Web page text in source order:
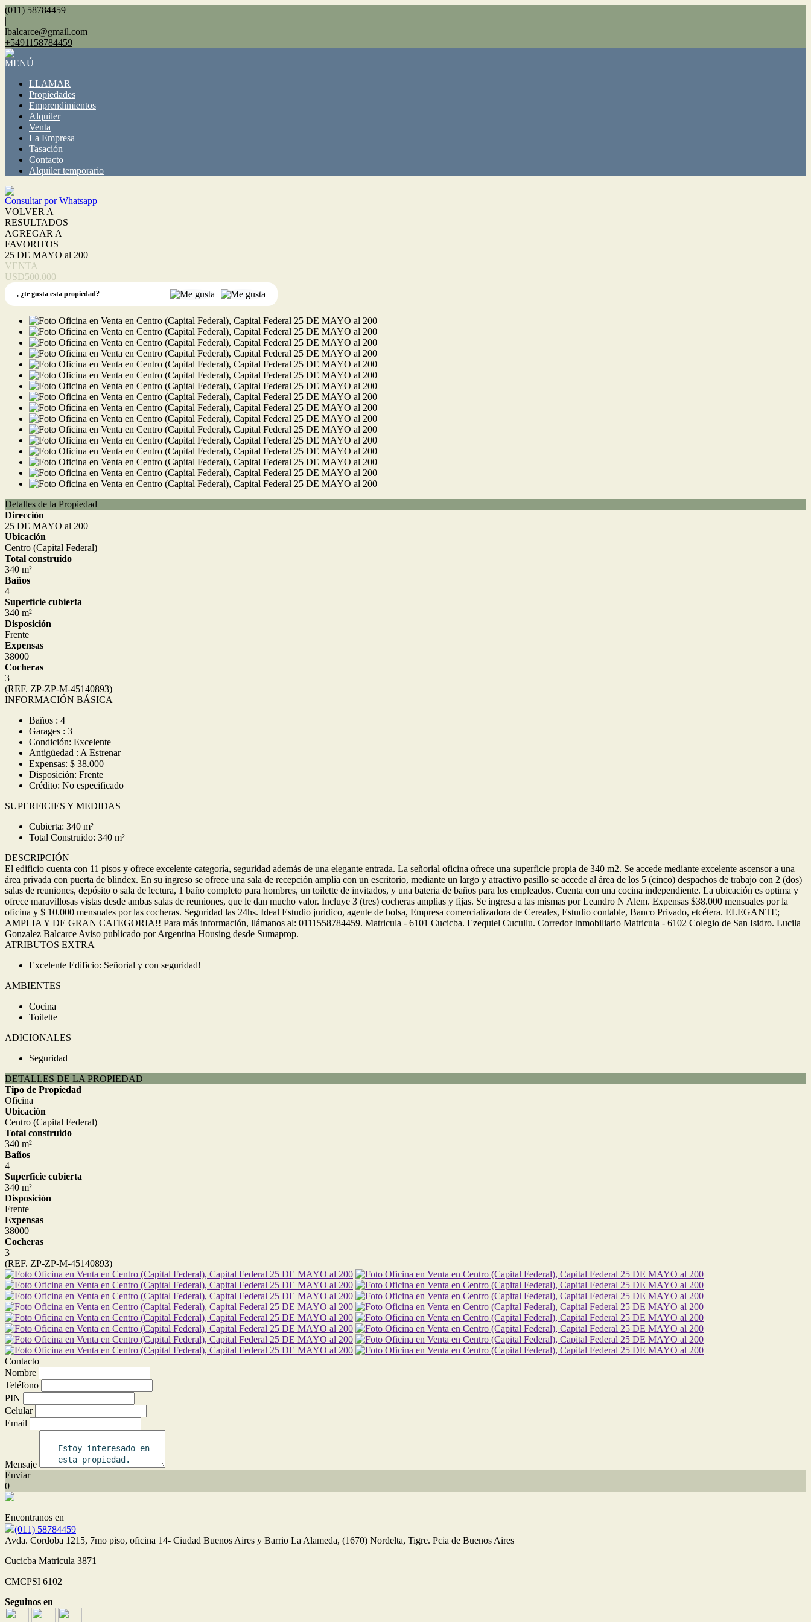
(011) 58784459
|
lbalcarce@gmail.com
+5491158784459
MENÚ
LLAMAR
Propiedades
Emprendimientos
Alquiler
Venta
La Empresa
Tasación
Contacto
Alquiler temporario
Consultar por Whatsapp
VOLVER A
RESULTADOS
AGREGAR A
FAVORITOS
25 DE MAYO al 200
VENTA
USD500.000
, ¿te gusta esta propiedad?
Detalles de la Propiedad
Dirección
25 DE MAYO al 200
Ubicación
Centro (Capital Federal)
Total construido
340 m²
Baños
4
Superficie cubierta
340 m²
Disposición
Frente
Expensas
38000
Cocheras
3
(REF. ZP-ZP-M-45140893)
INFORMACIÓN BÁSICA
Baños : 4
Garages : 3
Condición: Excelente
Antigüedad : A Estrenar
Expensas: $ 38.000
Disposición: Frente
Crédito: No especificado
SUPERFICIES Y MEDIDAS
Cubierta: 340 m²
Total Construido: 340 m²
DESCRIPCIÓN
El edificio cuenta con 11 pisos y ofrece excelente categoría, seguridad además de una elegante entrada. La señorial oficina ofrece una superficie propia de 340 m2. Se accede mediante excelente ascensor a una
área privada con puerta de blindex. En su ingreso se ofrece una sala de recepción amplia con un escritorio, mediante un largo y atractivo pasillo se accede al área de los 5 (cinco) despachos de trabajo con 2 (dos)
salas de reuniones, depósito o sala de lectura, 1 baño completo para hombres, un toilette de invitados, y una bateria de baños para los empleados. Cuenta con una cocina independiente. La ubicación es optima y
ofrece maravillosas vistas desde ambas salas de reuniones, que le dan mucho valor. Incluye 3 (tres) cocheras amplias y fijas. Se ingresa a las mismas por Leandro N Alem. Expensas $38.000 mensuales por la
oficina y $ 10.000 mensuales por las cocheras. Seguridad las 24hs. Ideal Estudio juridico, agente de bolsa, Empresa comercializadora de Cereales, Estudio contable, Banco Privado, etcétera. ELEGANTE;
AMPLIA Y DE GRAN CATEGORIA!! Para más información, llámanos al: 0111558784459. Matricula - 6101 Cucicba. Ezequiel Cucullu. Corredor Inmobiliario Matricula - 6102 Colegio de San Isidro. Lucila
Gonzalez Balcarce Aviso publicado por Argentina Housing desde Sumaprop.
ATRIBUTOS EXTRA
Excelente Edificio: Señorial y con seguridad!
AMBIENTES
Cocina
Toilette
ADICIONALES
Seguridad
DETALLES DE LA PROPIEDAD
Tipo de Propiedad
Oficina
Ubicación
Centro (Capital Federal)
Total construido
340 m²
Baños
4
Superficie cubierta
340 m²
Disposición
Frente
Expensas
38000
Cocheras
3
(REF. ZP-ZP-M-45140893)
Contacto
Nombre
Teléfono
PIN
Celular
Email
Mensaje
Enviar
0
Encontranos en
(011) 58784459
Avda. Cordoba 1215, 7mo piso, oficina 14- Ciudad Buenos Aires y Barrio La Alameda, (1670) Nordelta, Tigre. Pcia de Buenos Aires
Cucicba Matricula 3871
CMCPSI 6102
Seguinos en